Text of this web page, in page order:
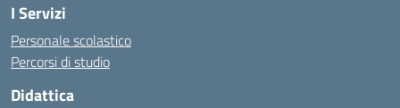
I Servizi
Personale scolastico
Percorsi di studio
Didattica